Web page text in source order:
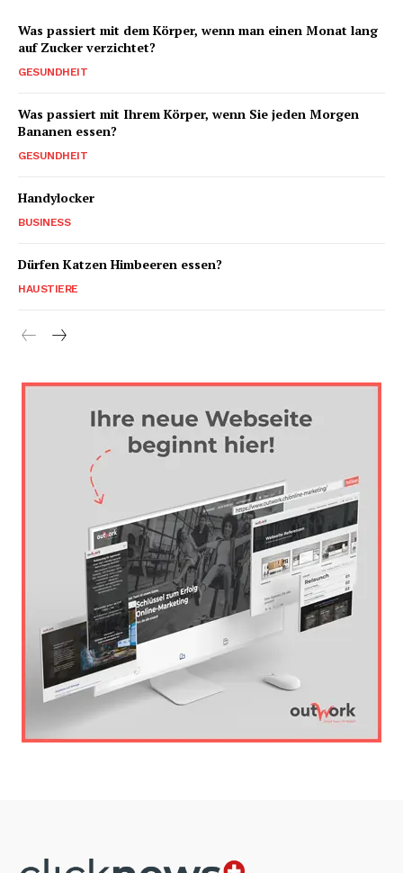
Was passiert mit dem Körper, wenn man einen Monat lang
auf Zucker verzichtet?
GESUNDHEIT
Was passiert mit Ihrem Körper, wenn Sie jeden Morgen
Bananen essen?
GESUNDHEIT
Handylocker
BUSINESS
Dürfen Katzen Himbeeren essen?
HAUSTIERE